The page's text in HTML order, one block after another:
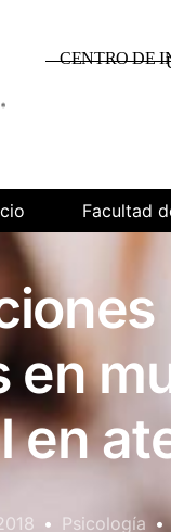
CENTRO DE
Facultad
en
en
Psicología